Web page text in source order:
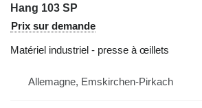
Hang 103 SP
Prix sur demande
Matériel industriel - presse à œillets
Allemagne, Emskirchen-Pirkach